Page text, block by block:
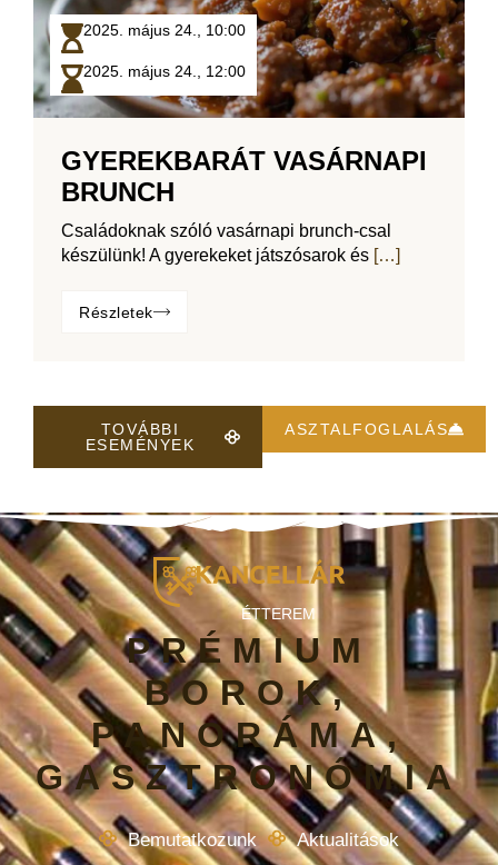
2025. május 24., 10:00
2025. május 24., 12:00
GYEREKBARÁT VASÁRNAPI
BRUNCH
Családoknak szóló vasárnapi brunch-csal
készülünk! A gyerekeket játszósarok és […]
Részletek
TOVÁBBI
ESEMÉNYEK
ASZTALFOGLALÁS
ÉTTEREM
PRÉMIUM
BOROK,
PANORÁMA,
GASZTRONÓMIA
Bemutatkozunk
Aktualitások